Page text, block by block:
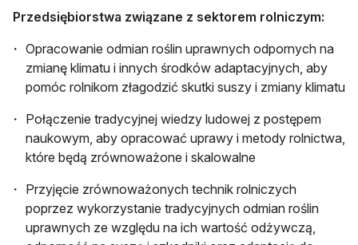
Przedsiębiorstwa związane z sektorem rolniczym:
Opracowanie odmian roślin uprawnych odpornych na
zmianę klimatu i innych środków adaptacyjnych, aby
pomóc rolnikom złagodzić skutki suszy i zmiany klimatu
Połączenie tradycyjnej wiedzy ludowej z postępem
naukowym, aby opracować uprawy i metody rolnictwa,
które będą zrównoważone i skalowalne
Przyjęcie zrównoważonych technik rolniczych
poprzez wykorzystanie tradycyjnych odmian roślin
uprawnych ze względu na ich wartość odżywczą,